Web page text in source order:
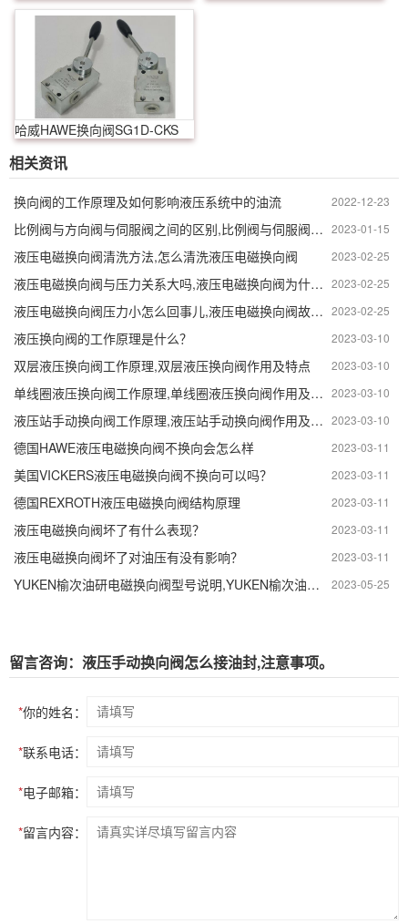
哈威HAWE换向阀SG1D-CKS
相关资讯
2022-12-23
换向阀的工作原理及如何影响液压系统中的油流
2023-01-15
比例阀与方向阀与伺服阀之间的区别,比例阀与伺服阀技术
2023-02-25
液压电磁换向阀清洗方法,怎么清洗液压电磁换向阀
2023-02-25
液压电磁换向阀与压力关系大吗,液压电磁换向阀为什么不能用
2023-02-25
液压电磁换向阀压力小怎么回事儿,液压电磁换向阀故障排除方法有哪些
2023-03-10
液压换向阀的工作原理是什么？
2023-03-10
双层液压换向阀工作原理,双层液压换向阀作用及特点
2023-03-10
单线圈液压换向阀工作原理,单线圈液压换向阀作用及特点
2023-03-10
液压站手动换向阀工作原理,液压站手动换向阀作用及结构特点
2023-03-11
德国HAWE液压电磁换向阀不换向会怎么样
2023-03-11
美国VICKERS液压电磁换向阀不换向可以吗？
2023-03-11
德国REXROTH液压电磁换向阀结构原理
2023-03-11
液压电磁换向阀坏了有什么表现？
2023-03-11
液压电磁换向阀坏了对油压有没有影响？
2023-05-25
YUKEN榆次油研电磁换向阀型号说明,YUKEN榆次油研电磁换向阀卸油口的作用
留言咨询：液压手动换向阀怎么接油封,注意事项。
*你的姓名：
*联系电话：
*电子邮箱：
*留言内容：